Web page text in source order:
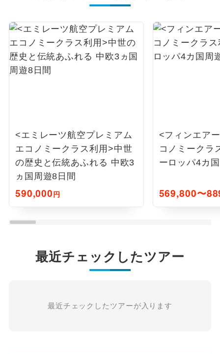
<エミレーツ航空プレミアム
エコノミークラス利用>中世
の歴史と伝統あふれる 中欧3
ヵ国周遊8日間
590,000円
<フィンエア
コノミークラ
ーロッパ4カ
569,800〜
最近チェックしたツアー
最近チェックしたツアーが入ります